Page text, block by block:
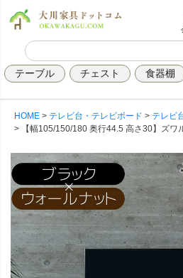
テーブル チェスト 食器棚
HOME テレビ台・テレビボード
テレビ
【幅105/150/180 奥行44.5 高さ30】ズ